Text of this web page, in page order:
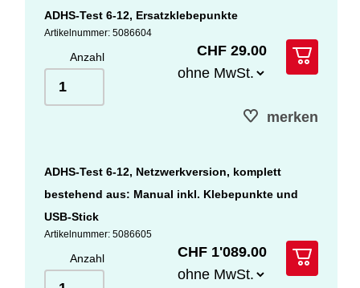
ADHS-Test 6-12, Ersatzklebepunkte
Artikelnummer: 5086604
Anzahl CHF 29.00
merken
ADHS-Test 6-12, Netzwerkversion, komplett
bestehend aus: Manual inkl. Klebepunkte und
USB-Stick
Artikelnummer: 5086605
Anzahl CHF 1'089.00